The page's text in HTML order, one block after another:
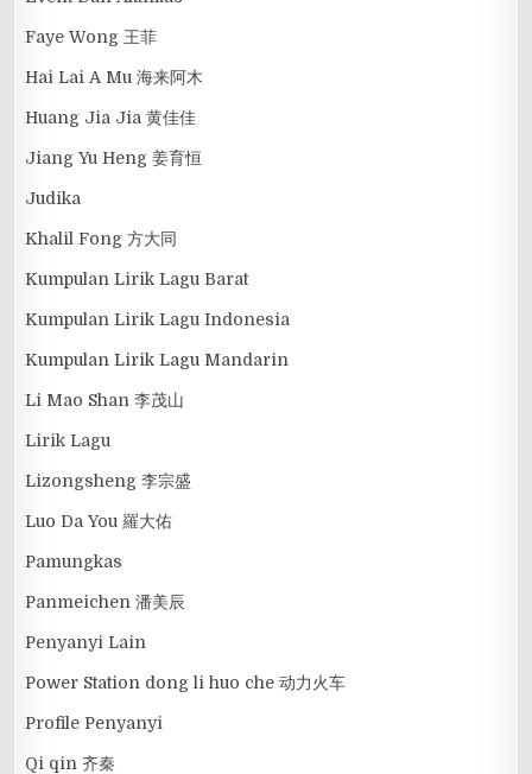
Faye Wong 王菲
Hai Lai A Mu 海来阿木
Huang Jia Jia 黄佳佳
Jiang Yu Heng 姜育恒
Judika
Khalil Fong 方大同
Kumpulan Lirik Lagu Barat
Kumpulan Lirik Lagu Indonesia
Kumpulan Lirik Lagu Mandarin
Li Mao Shan 李茂山
Lirik Lagu
Lizongsheng 李宗盛
Luo Da You 羅大佑
Pamungkas
Panmeichen 潘美辰
Penyanyi Lain
Power Station dong li huo che 动力火车
Profile Penyanyi
Qi qin 齐秦